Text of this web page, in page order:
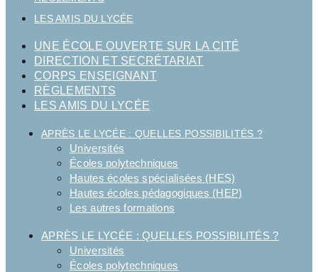
LES AMIS DU LYCÉE
UNE ÉCOLE OUVERTE SUR LA CITÉ
DIRECTION ET SECRÉTARIAT
CORPS ENSEIGNANT
RÈGLEMENTS
LES AMIS DU LYCÉE
APRÈS LE LYCÉE : QUELLES POSSIBILITÉS ?
Universités
Écoles polytechniques
Hautes écoles spécialisées (HES)
Hautes écoles pédagogiques (HEP)
Les autres formations
APRÈS LE LYCÉE : QUELLES POSSIBILITÉS ?
Universités
Écoles polytechniques